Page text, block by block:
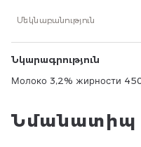
Մեկնաբանություն
Նկարագրություն
Молоко 3,2% жирности
Նմանատիպ